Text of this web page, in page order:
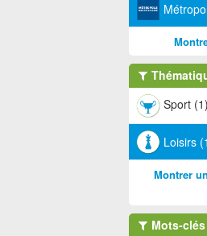
Sport (1)
Loisirs
Montrer
Mots-clés